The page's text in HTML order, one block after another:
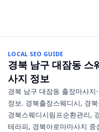
LOCAL SEO GUIDE
경북 남구 대잠동 스
사지 정보
경북 남구 대잠동 출장마사지
정보. 경북출장스웨디시, 경
경북스웨디시림프순환관리,
테라피, 경북아로마마사지